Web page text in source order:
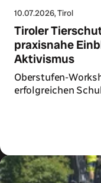
10.07.2026, Tirol
Tiroler
praxisnahe
Aktivismus
Oberstufen-
erfolgreichen